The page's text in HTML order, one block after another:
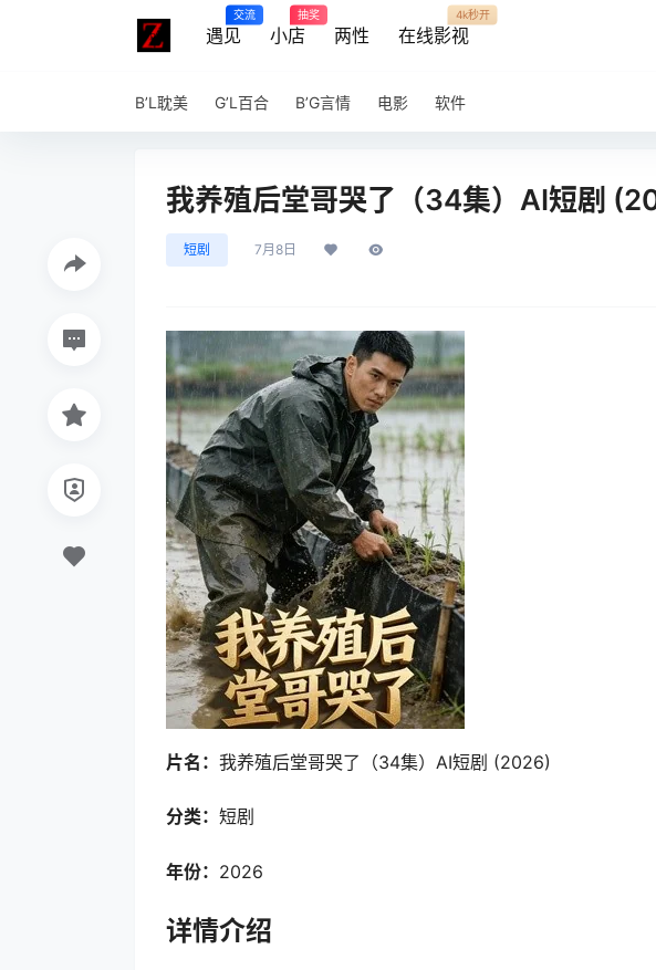
遇见
交流
小店
抽奖
两性 在线影视
4k秒开
B’L耽美 G’L百合 B’G言情 电影 软件
我养殖后堂哥哭了（34集）AI短剧
短剧 7月8日
片名： 我养殖后堂哥哭了（34集）AI短剧 (2026)
分类： 短剧
年份： 2026
详情介绍